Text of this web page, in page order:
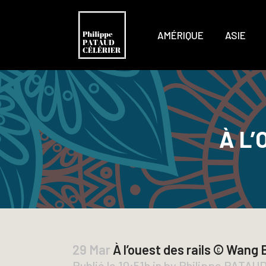
AMÉRIQUE ASIE
À
29 Mar À l’ouest des rails © Wang